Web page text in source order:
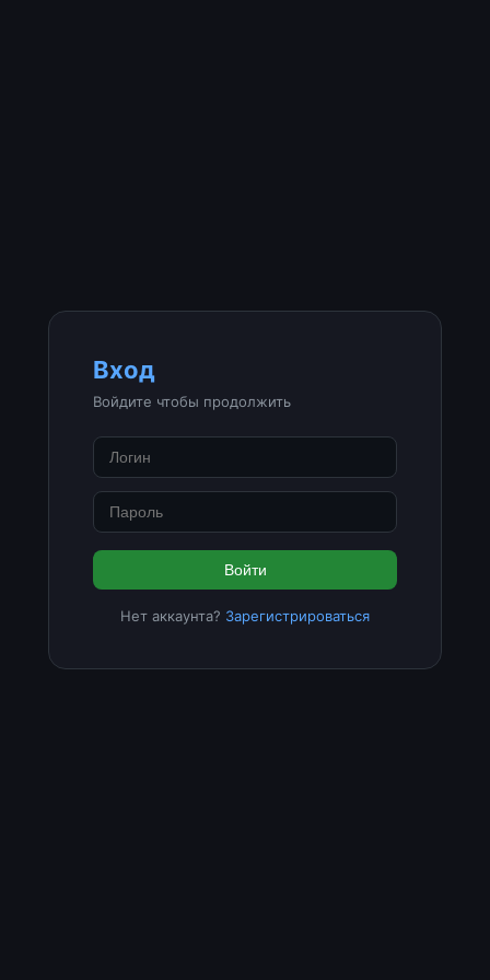
Вход
Войдите чтобы продолжить
Войти
Нет аккаунта? Зарегистрироваться